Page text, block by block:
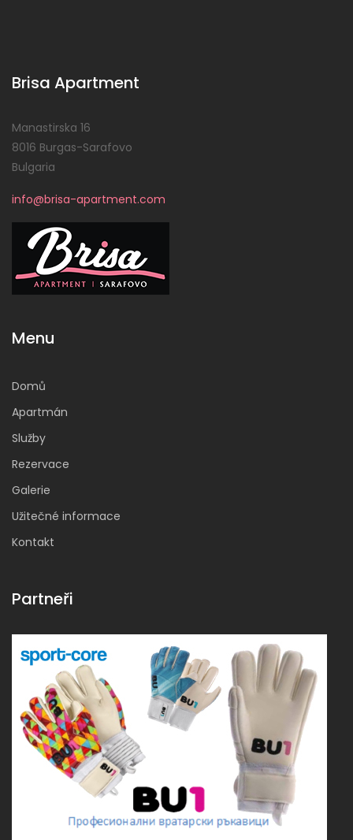
Brisa Apartment
Manastirska 16
8016 Burgas-Sarafovo
Bulgaria
info@brisa-apartment.com
Menu
Domů
Apartmán
Služby
Rezervace
Galerie
Užitečné informace
Kontakt
Partneři